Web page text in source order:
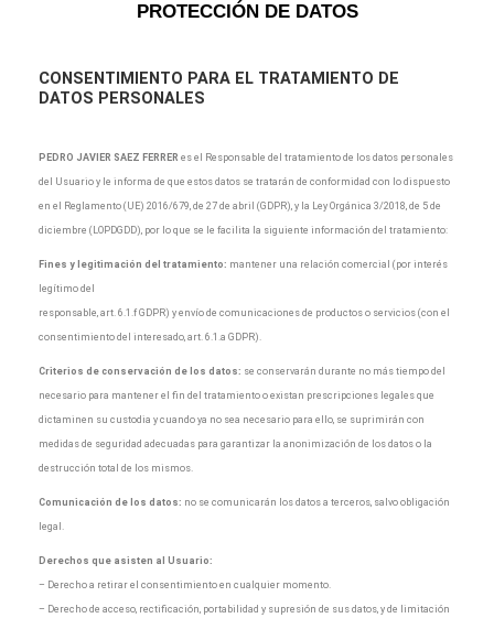
PROTECCIÓN DE DATOS
CONSENTIMIENTO PARA EL TRATAMIENTO DE
DATOS PERSONALES
PEDRO JAVIER SAEZ FERRER es el Responsable del tratamiento de los datos personales
del Usuario y le informa de que estos datos se tratarán de conformidad con lo dispuesto
en el Reglamento (UE) 2016/679, de 27 de abril (GDPR), y la Ley Orgánica 3/2018, de 5 de
diciembre (LOPDGDD), por lo que se le facilita la siguiente información del tratamiento:
Fines y legitimación del tratamiento: mantener una relación comercial (por interés
legítimo del
responsable, art. 6.1.f GDPR) y envío de comunicaciones de productos o servicios (con el
consentimiento del interesado, art. 6.1.a GDPR).
Criterios de conservación de los datos: se conservarán durante no más tiempo del
necesario para mantener el fin del tratamiento o existan prescripciones legales que
dictaminen su custodia y cuando ya no sea necesario para ello, se suprimirán con
medidas de seguridad adecuadas para garantizar la anonimización de los datos o la
destrucción total de los mismos.
Comunicación de los datos: no se comunicarán los datos a terceros, salvo obligación
legal.
Derechos que asisten al Usuario:
– Derecho a retirar el consentimiento en cualquier momento.
– Derecho de acceso, rectificación, portabilidad y supresión de sus datos, y de limitación